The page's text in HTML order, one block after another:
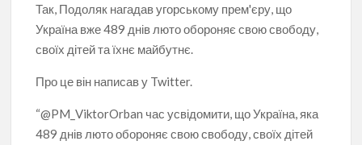
Так, Подоляк нагадав угорському прем'єру, що
Україна вже 489 днів люто обороняє свою свободу,
своїх дітей та їхнє майбутнє.
Про це він написав у Twitter.
“@PM_ViktorOrban час усвідомити, що Україна, яка
489 днів люто обороняє свою свободу, своїх дітей